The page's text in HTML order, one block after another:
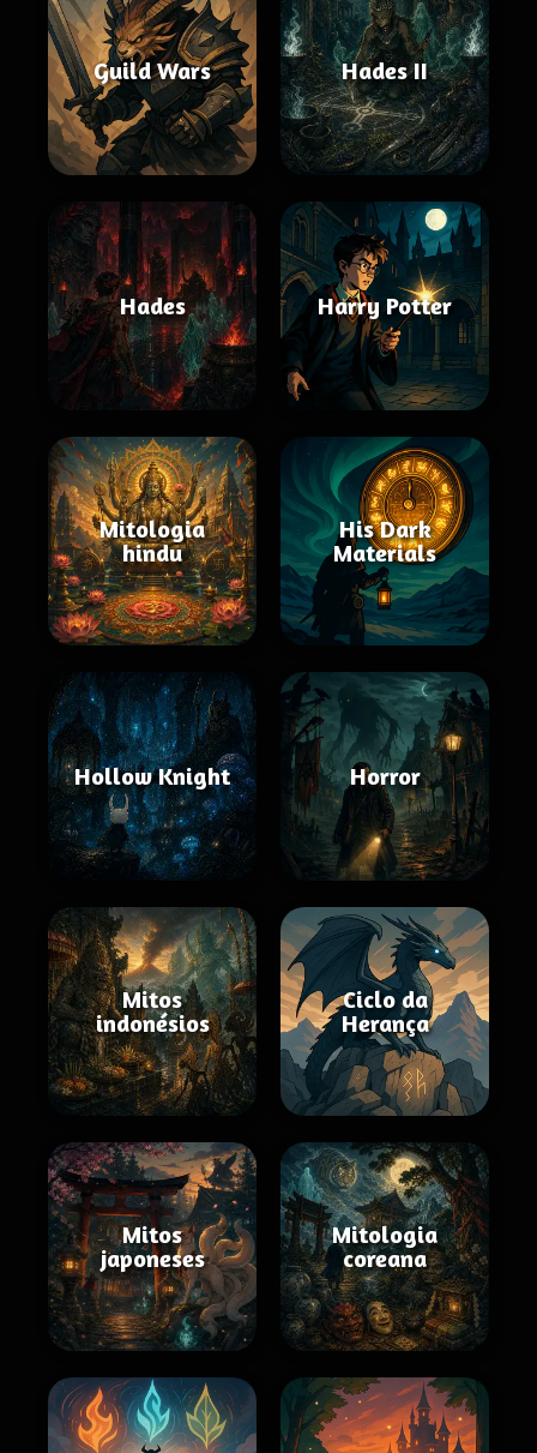
Guild Wars Hades II
Hades Harry Potter
Mitologia
hindu
His Dark
Materials
Hollow Knight Horror
Mitos
indonésios
Ciclo da
Herança
Mitos
japoneses
Mitologia
coreana